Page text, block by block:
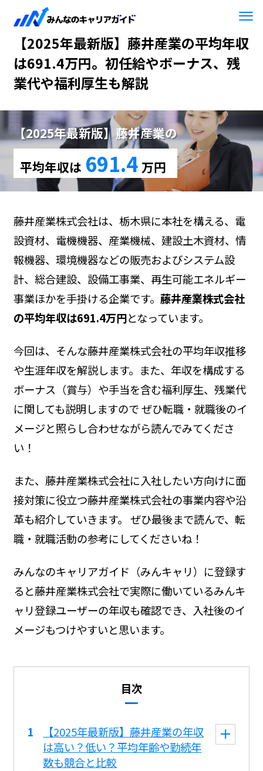
HOME 【2025年最新版】藤井産業
【2025年最新版】藤井産業の平均年収
は691.4万円。初任給やボーナス、残
業代や福利厚生も解説
【2025年最新版】藤井産業の
平均年収は 691.4 万円
藤井産業株式会社は、栃木県に本社を構える、電
設資材、電機機器、産業機械、建設土木資材、情
報機器、環境機器などの販売およびシステム設
計、総合建設、設備工事業、再生可能エネルギー
事業ほかを手掛ける企業です。 藤井産業株式会社
の平均年収は691.4万円となっています。
今回は、そんな藤井産業株式会社の平均年収推移
や生涯年収を解説します。また、年収を構成する
ボーナス（賞与）や手当を含む福利厚生、残業代
に関しても説明しますので ぜひ転職・就職後のイ
メージと照らし合わせながら読んでみてくださ
い！
また、藤井産業株式会社に入社したい方向けに面
接対策に役立つ藤井産業株式会社の事業内容や沿
革も紹介していきます。 ぜひ最後まで読んで、転
職・就職活動の参考にしてくださいね！
みんなのキャリアガイド（みんキャリ）に登録す
ると藤井産業株式会社で実際に働いているみんキ
ャリ登録ユーザーの年収も確認でき、入社後のイ
メージもつけやすいと思います。
目次
【2025年最新版】藤井産業の年収
は高い？低い？平均年齢や勤続年
数も競合と比較